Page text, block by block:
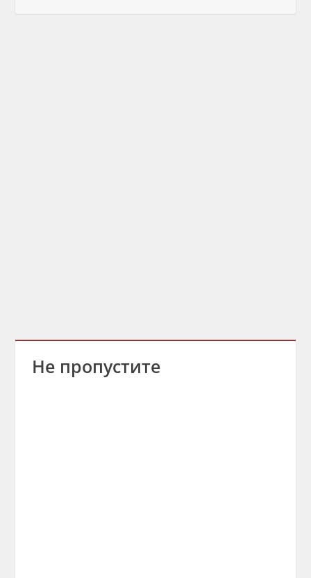
Не пропустите